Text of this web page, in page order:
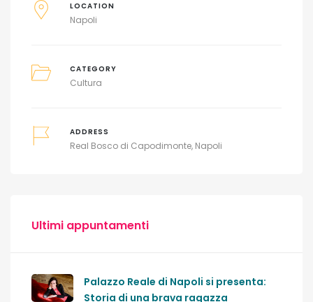
LOCATION
Napoli
CATEGORY
Cultura
ADDRESS
Real Bosco di Capodimonte, Napoli
Ultimi appuntamenti
Palazzo Reale di Napoli si presenta:
Storia di una brava ragazza